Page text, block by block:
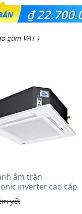
₫
gồm VAT )
âm trần
inverter cao cấp
S-2430PU3HA/U-